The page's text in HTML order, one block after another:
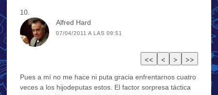
Alfred Hard
07/04/2011 A LAS 09:51
Pues a mí no me hace ni puta gracia enfrentarnos cuatro
veces a los hijodeputas estos. El factor sorpresa táctica